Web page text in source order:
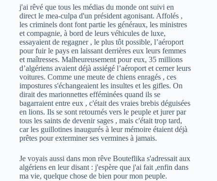
j'ai rêvé que tous les médias du monde ont suivi en
direct le mea-culpa d'un président agonisant. Affolés ,
les criminels dont font partie les généraux, les ministres
et compagnie, à bord de leurs véhicules de luxe,
essayaient de regagner , le plus tôt possible, l’aéroport
pour fuir le pays en laissant derrières eux leurs femmes
et maîtresses. Malheureusement pour eux, 35 millions
d’algériens avaient déjà assiégé l’aéroport et cerner leurs
voitures. Comme une meute de chiens enragés , ces
impostures s'échangeaient les insultes et les gifles. On
dirait des marionnettes efféminées quand ils se
bagarraient entre eux , c'était des vraies brebis déguisées
en lions. Ils se sont retournés vers le peuple et jurer par
tous les saints de devenir sages , mais c'était trop tard,
car les guillotines inaugurés à leur mémoire étaient déjà
prêtes pour exterminer ses vermines à jamais.
Je voyais aussi dans mon rêve Bouteflika s'adressait aux
algériens en leur disant : j'espère que j'ai fait ,enfin dans
ma vie, quelque chose de bien pour mon peuple.